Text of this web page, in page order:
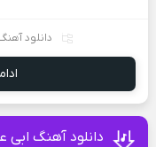
دانلود
دانلود آهنگ ابی